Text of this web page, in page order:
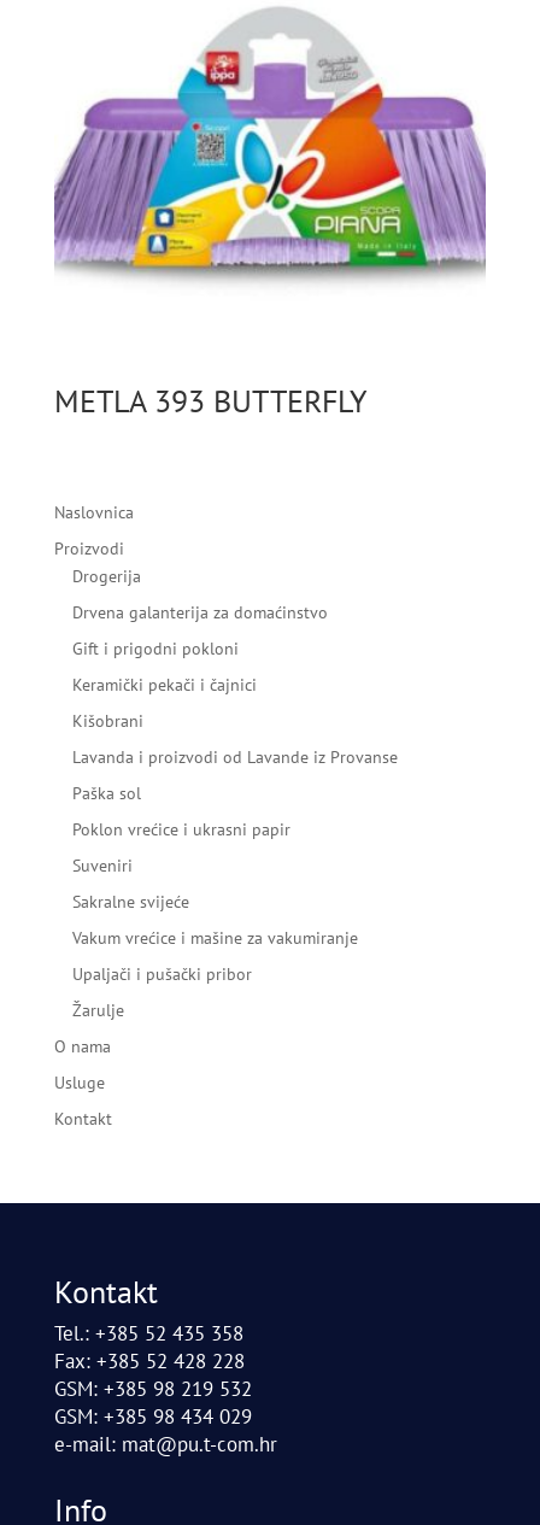
METLA 393 BUTTERFLY
Naslovnica
Proizvodi
Drogerija
Drvena galanterija za domaćinstvo
Gift i prigodni pokloni
Keramički pekači i čajnici
Kišobrani
Lavanda i proizvodi od Lavande iz Provanse
Paška sol
Poklon vrećice i ukrasni papir
Suveniri
Sakralne svijeće
Vakum vrećice i mašine za vakumiranje
Upaljači i pušački pribor
Žarulje
O nama
Usluge
Kontakt
Kontakt
Tel.: +385 52 435 358
Fax: +385 52 428 228
GSM: +385 98 219 532
GSM: +385 98 434 029
e-mail: mat@pu.t-com.hr
Info